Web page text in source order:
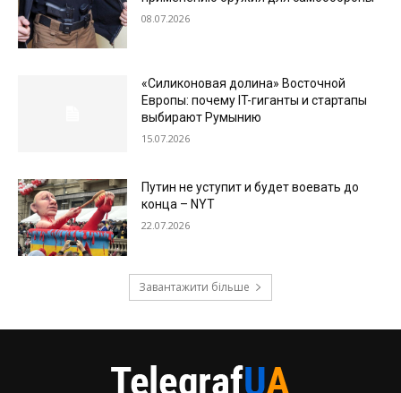
08.07.2026
«Силиконовая долина» Восточной
Европы: почему IT-гиганты и стартапы
выбирают Румынию
15.07.2026
Путин не уступит и будет воевать до
конца – NYT
22.07.2026
Завантажити більше